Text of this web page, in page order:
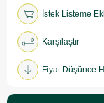
İstek Listeme
Karşılaştır
Fiyat Düşünce